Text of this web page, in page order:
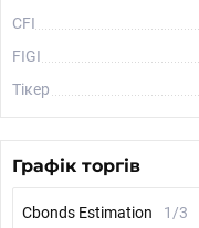
CFI
FIGI
Тікер
Графік торгів
Cbonds Estimation 1/3